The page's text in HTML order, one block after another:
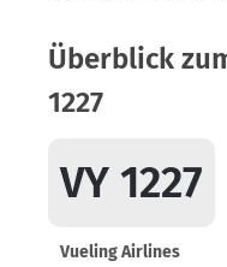
Überblick
1227
VY 1227
Vueling Airlines